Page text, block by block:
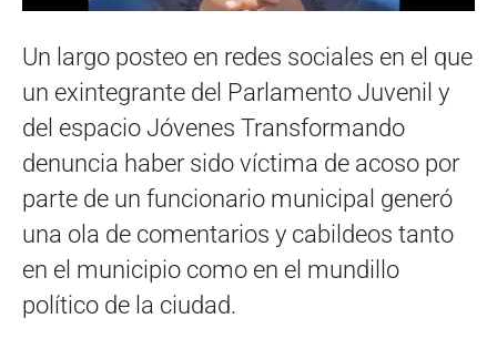
Un largo posteo en redes sociales en el que
un exintegrante del Parlamento Juvenil y
del espacio Jóvenes Transformando
denuncia haber sido víctima de acoso por
parte de un funcionario municipal generó
una ola de comentarios y cabildeos tanto
en el municipio como en el mundillo
político de la ciudad.